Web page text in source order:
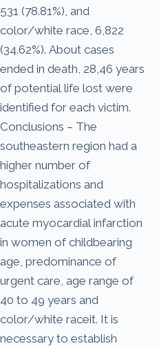
531 (78.81%), and
color/white race, 6,822
(34.62%). About cases
ended in death, 28,46 years
of potential life lost were
identified for each victim.
Conclusions – The
southeastern region had a
higher number of
hospitalizations and
expenses associated with
acute myocardial infarction
in women of childbearing
age, predominance of
urgent care, age range of
40 to 49 years and
color/white raceit. It is
necessary to establish